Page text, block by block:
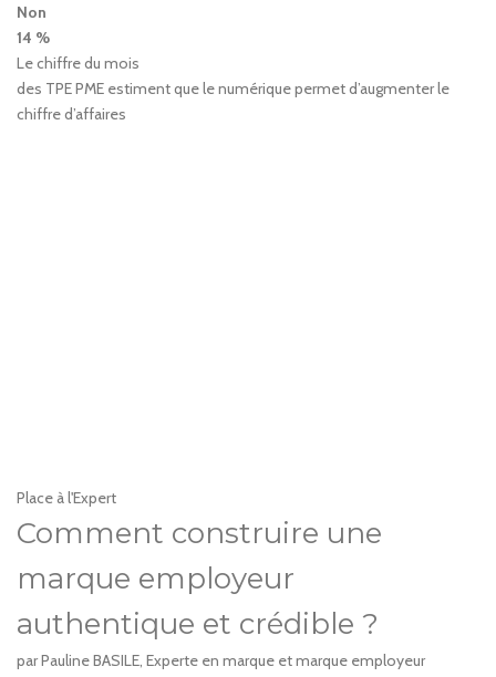
Non
14 %
Le chiffre du mois
des TPE PME estiment que le numérique permet d’augmenter le
chiffre d’affaires
Place à l'Expert
Comment construire une
marque employeur
authentique et crédible ?
par Pauline BASILE, Experte en marque et marque employeur